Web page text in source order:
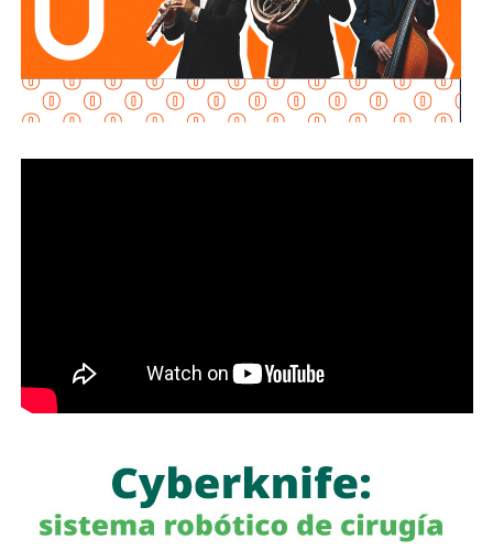
movilidad, como dicen los boletines oficiales, tienden
solamente a
favorecer la velocidad
¿Quién se acuerda de los peatones? ¿Quién piensa
en el que quiere cruzar la calle sin tener que subirse
en medio de la calle, pero la mayoría de los que piden la
señal con el aviso son los mismos que, a propósito, no
ser cortés con los peatones que intentan
Señales faltan más, como una que indique para qué o